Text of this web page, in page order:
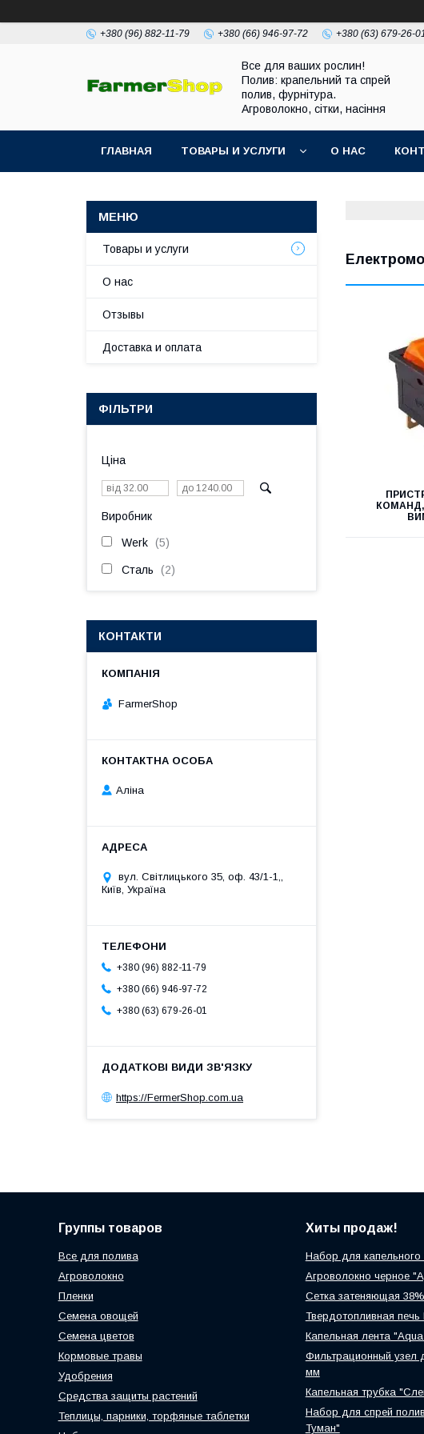
+380 (96) 882-11-79 +380 (66) 946-97-72 +380 (63) 679-26-
Все для ваших рослин!
Полив: крапельний та спрей
полив, фурнітура.
Агроволокно, сітки, насіння
ГЛАВНАЯ ТОВАРЫ И УСЛУГИ О НАС
КОМАНД,
Товары и услуги
О нас
Отзывы
Доставка и оплата
ФІЛЬТРИ
Ціна
Виробник
Werk 5
Сталь 2
КОНТАКТИ
FarmerShop
Аліна
вул. Світлицького 35, оф. 43/1-1,,
Київ, Україна
+380 (96) 882-11-79
+380 (66) 946-97-72
+380 (63) 679-26-01
https://FermerShop.com.ua
Группы товаров
Все для полива
Агроволокно
Пленки
Семена овощей
Семена цветов
Кормовые травы
Удобрения
Средства защиты растений
Теплицы, парники, торфяные таблетки
Хиты продаж!
Набор для
Агроволокно черное
Сетка затеняющая
Твердотопливная печь
Капельная лента
Фильтрационный узел
мм
Капельная трубка
Набор для спрей
Туман"